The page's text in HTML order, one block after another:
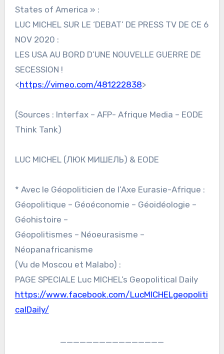
States of America » :
LUC MICHEL SUR LE ‘DEBAT’ DE PRESS TV DE CE 6
NOV 2020 :
LES USA AU BORD D’UNE NOUVELLE GUERRE DE
SECESSION !
<https://vimeo.com/481222838>
(Sources : Interfax – AFP- Afrique Media – EODE
Think Tank)
LUC MICHEL (ЛЮК МИШЕЛЬ) & EODE
* Avec le Géopoliticien de l’Axe Eurasie-Afrique :
Géopolitique – Géoéconomie – Géoidéologie –
Géohistoire –
Géopolitismes – Néoeurasisme –
Néopanafricanisme
(Vu de Moscou et Malabo) :
PAGE SPECIALE Luc MICHEL’s Geopolitical Daily
https://www.facebook.com/LucMICHELgeopoliti
calDaily/